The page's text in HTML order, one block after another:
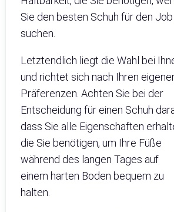
Sie den besten Schuh für den Job
suchen.
Letztendlich liegt die Wahl bei
und richtet sich nach Ihren
Präferenzen. Achten Sie bei der
Entscheidung für einen Schuh
dass Sie alle Eigenschaften
die Sie benötigen, um Ihre Füße
während des langen Tages auf
einem harten Boden bequem zu
halten.